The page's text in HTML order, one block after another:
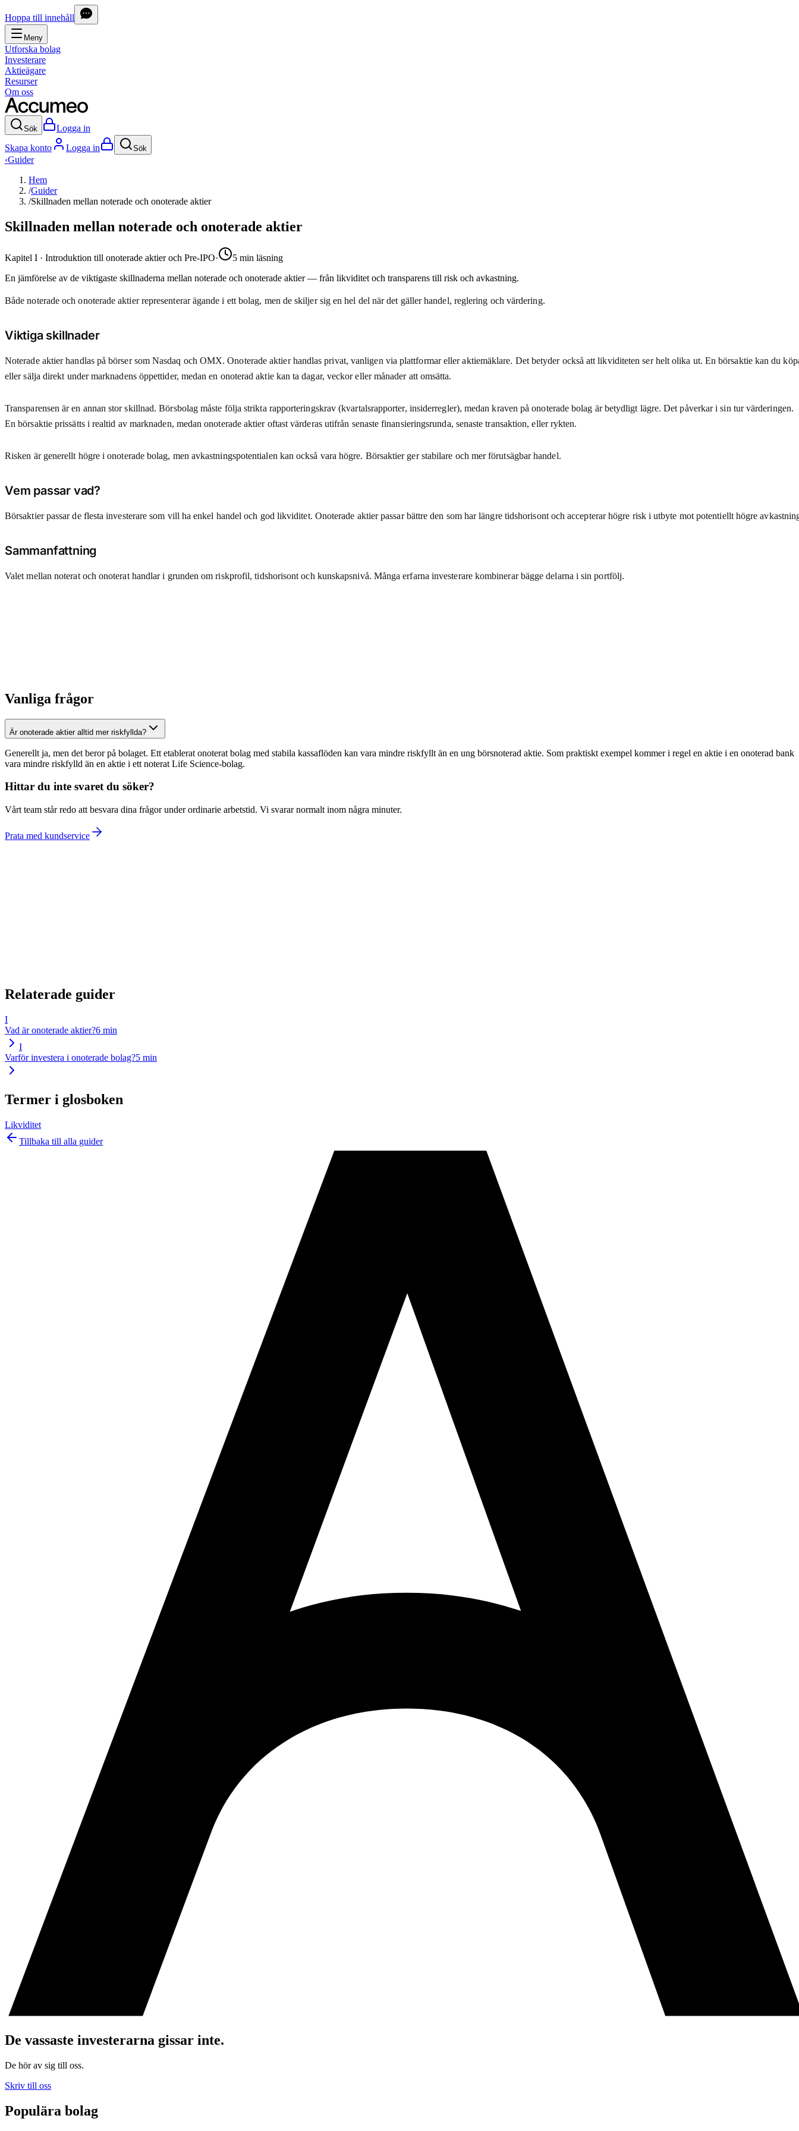
Hoppa till innehåll
Meny
Utforska bolag
Investerare
Aktieägare
Resurser
Om oss
Sök
Logga in
Skapa konto
Logga in Sök
‹Guider
Hem
/Guider
/Skillnaden mellan noterade och onoterade aktier
Skillnaden mellan noterade och onoterade aktier
Kapitel I · Introduktion till onoterade aktier och Pre-IPO· 5 min läsning
En jämförelse av de viktigaste skillnaderna mellan noterade och onoterade aktier — från likviditet och transparens till risk och avkastning.
Både noterade och onoterade aktier representerar ägande i ett bolag, men de skiljer sig en hel del när det gäller handel, reglering och värdering.
Viktiga skillnader
Noterade aktier handlas på börser som Nasdaq och OMX. Onoterade aktier handlas privat, vanligen via plattformar eller aktiemäklare. Det betyder också att likviditeten ser helt olika ut. En börsaktie kan du
eller sälja direkt under marknadens öppettider, medan en onoterad aktie kan ta dagar, veckor eller månader att omsätta.
Transparensen är en annan stor skillnad. Börsbolag måste följa strikta rapporteringskrav (kvartalsrapporter, insiderregler), medan kraven på onoterade bolag är betydligt lägre. Det påverkar i sin tur värderingen.
En börsaktie prissätts i realtid av marknaden, medan onoterade aktier oftast värderas utifrån senaste finansieringsrunda, senaste transaktion, eller rykten.
Risken är generellt högre i onoterade bolag, men avkastningspotentialen kan också vara högre. Börsaktier ger stabilare och mer förutsägbar handel.
Vem passar vad?
Börsaktier passar de flesta investerare som vill ha enkel handel och god likviditet. Onoterade aktier passar bättre den som har längre tidshorisont och accepterar högre risk i utbyte mot potentiellt högre
Sammanfattning
Valet mellan noterat och onoterat handlar i grunden om riskprofil, tidshorisont och kunskapsnivå. Många erfarna investerare kombinerar bägge delarna i sin portfölj.
Vanliga frågor
Är onoterade aktier alltid mer riskfyllda?
Generellt ja, men det beror på bolaget. Ett etablerat onoterat bolag med stabila kassaflöden kan vara mindre riskfyllt än en ung börsnoterad aktie. Som praktiskt exempel kommer i regel en aktie i en onoterad bank
vara mindre riskfylld än en aktie i ett noterat Life Science-bolag.
Hittar du inte svaret du söker?
Vårt team står redo att besvara dina frågor under ordinarie arbetstid. Vi svarar normalt inom några minuter.
Prata med kundservice
Relaterade guider
I
Vad är onoterade aktier?6 min
I
Varför investera i onoterade bolag?5 min
Termer i glosboken
Likviditet
Tillbaka till alla guider
De vassaste investerarna gissar inte.
De hör av sig till oss.
Skriv till oss
Populära bolag